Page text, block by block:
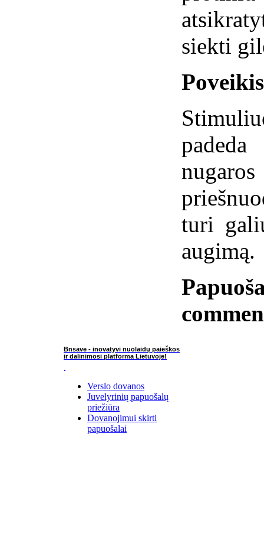
siekti
turi
augimą.
Bnsave - inovatyvi nuolaidų paieškos
ir dalinimosi platforma Lietuvoje!
Verslo dovanos
Juvelyrinių papuošalų
priežiūra
Dovanojimui skirti
papuošalai